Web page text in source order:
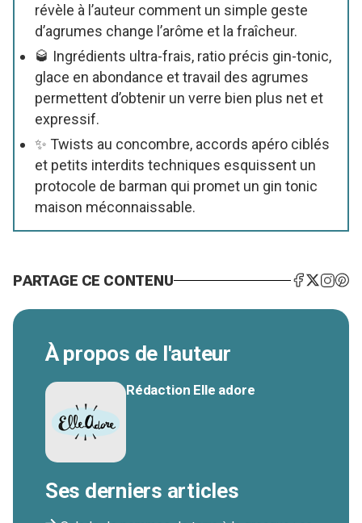
révèle à l’auteur comment un simple geste
d’agrumes change l’arôme et la fraîcheur.
🥃 Ingrédients ultra-frais, ratio précis gin-tonic,
glace en abondance et travail des agrumes
permettent d’obtenir un verre bien plus net et
expressif.
✨ Twists au concombre, accords apéro ciblés
et petits interdits techniques esquissent un
protocole de barman qui promet un gin tonic
maison méconnaissable.
PARTAGE CE CONTENU
À propos de l'auteur
Rédaction Elle adore
Ses derniers articles